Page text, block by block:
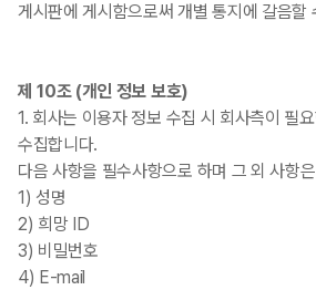
게시판에 게시함으로써 개별 통지에 갈음할
제 10조 (개인 정보 보호)
1. 회사는 이용자 정보 수집 시 회사측이 필
수집합니다.
다음 사항을 필수사항으로 하며 그 외 사항
1) 성명
2) 희망 ID
3) 비밀번호
4) E-mail